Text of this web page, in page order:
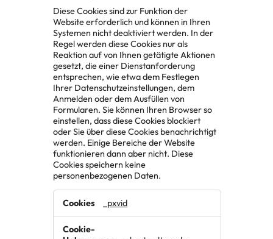
Diese Cookies sind zur Funktion der
Website erforderlich und können in Ihren
Systemen nicht deaktiviert werden. In der
Regel werden diese Cookies nur als
Reaktion auf von Ihnen getätigte Aktionen
gesetzt, die einer Dienstanforderung
entsprechen, wie etwa dem Festlegen
Ihrer Datenschutzeinstellungen, dem
Anmelden oder dem Ausfüllen von
Formularen. Sie können Ihren Browser so
einstellen, dass diese Cookies blockiert
oder Sie über diese Cookies benachrichtigt
werden. Einige Bereiche der Website
funktionieren dann aber nicht. Diese
Cookies speichern keine
personenbezogenen Daten.
erforderliche
Cookies
_pxvid